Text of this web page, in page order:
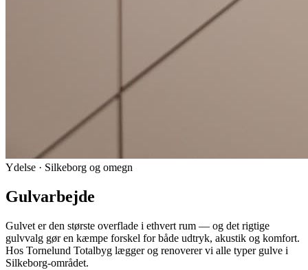
Ydelse · Silkeborg og omegn
Gulvarbejde
Gulvet er den største overflade i ethvert rum — og det rigtige
gulvvalg gør en kæmpe forskel for både udtryk, akustik og komfort.
Hos Tornelund Totalbyg lægger og renoverer vi alle typer gulve i
Silkeborg-området.